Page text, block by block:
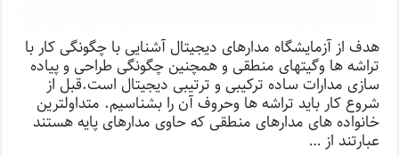
هدف از آزمایشگاه مدارهای دیجیتال آشنایی با چگونگی کار با
تراشه ها وگیتهای منطقی و همچنین چگونگی طراحی و پیاده
سازی مدارات ساده ترکیبی و ترتیبی دیجیتال است.قبل از
شروع کار باید تراشه ها وحروف آن را بشناسیم. متداولترین
خانواده های مدارهای منطقی که حاوی مدارهای پایه هستند
عبارتند از …